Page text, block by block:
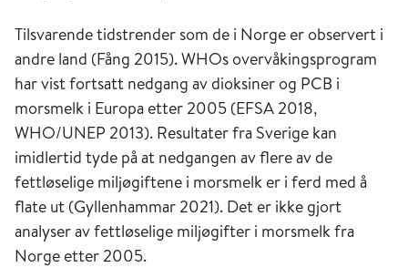
Tilsvarende tidstrender som de i Norge er observert i
andre land (Fång 2015). WHOs overvåkingsprogram
har vist fortsatt nedgang av dioksiner og PCB i
morsmelk i Europa etter 2005 (EFSA 2018,
WHO/UNEP 2013). Resultater fra Sverige kan
imidlertid tyde på at nedgangen av flere av de
fettløselige miljøgiftene i morsmelk er i ferd med å
flate ut (Gyllenhammar 2021). Det er ikke gjort
analyser av fettløselige miljøgifter i morsmelk fra
Norge etter 2005.